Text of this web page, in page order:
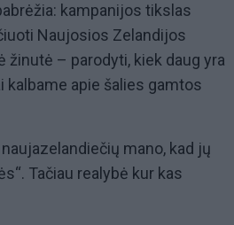
kampanijos tikslas
Naujosios Zelandijos
žinutė – parodyti, kiek daug yra
kalbame apie šalies gamtos
mano, kad jų
Tačiau realybė kur kas